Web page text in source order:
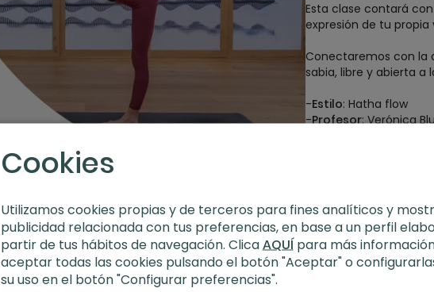
Esta clase contará
expresión de tu
Conectaremos con la
sabia, libre y abierta a
-Estilo: Hatha flow
-Profesor: Verónica
Contenido
🛍️¡Recuerda!Podrás
Cookies
Utilizamos cookies propias y de terceros para fines analíticos y
publicidad relacionada con tus preferencias, en base a un perfil
partir de tus hábitos de navegación. ClicaAQUÍpara más
aceptar todas las cookies pulsando el botón "Aceptar" o
su uso en el botón "Configurar preferencias".